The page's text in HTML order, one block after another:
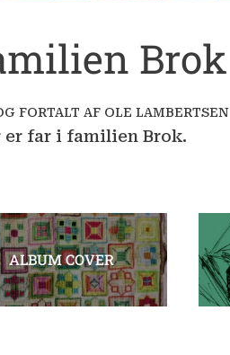
Brok
FORTALT AF OLE LAMBERTSEN
er far i familien Brok.
ALBUM COVER